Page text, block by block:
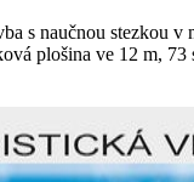
s naučnou stezkou v
plošina ve 12 m, 73